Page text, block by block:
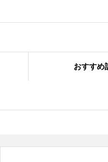
おすすめ